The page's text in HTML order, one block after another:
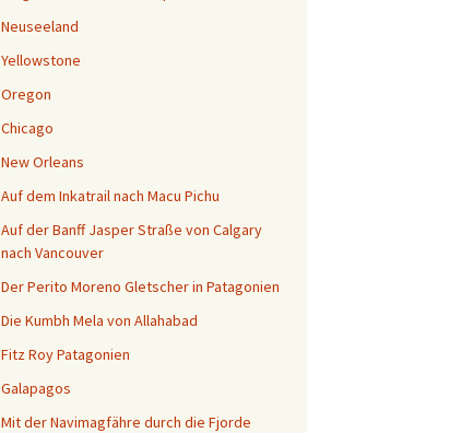
Neuseeland
Yellowstone
Oregon
Chicago
New Orleans
Auf dem Inkatrail nach Macu Pichu
Auf der Banff Jasper Straße von Calgary
nach Vancouver
Der Perito Moreno Gletscher in Patagonien
Die Kumbh Mela von Allahabad
Fitz Roy Patagonien
Galapagos
Mit der Navimagfähre durch die Fjorde